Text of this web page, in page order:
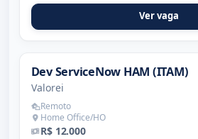
Ver vaga
Dev ServiceNow HAM (ITAM)
Valorei
Remoto
Home Office/HO
R$ 12.000